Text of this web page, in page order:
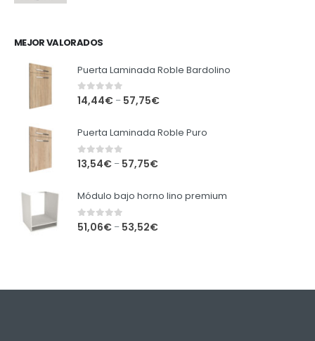
MEJOR VALORADOS
Puerta Laminada Roble Bardolino
0 out of 5
14,44€ – 57,75€
Puerta Laminada Roble Puro
0out of 5
13,54€ – 57,75€
Módulo bajo horno lino premium
0out of 5
51,06€ – 53,52€